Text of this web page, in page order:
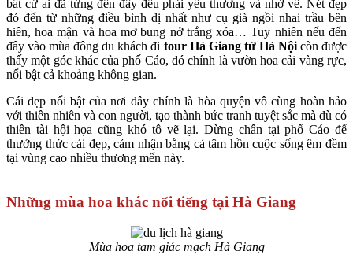
bất cứ ai đã từng đến đây đều phải yêu thương và nhớ về. Nét đẹp
đó đến từ những điều bình dị nhất như cụ già ngồi nhai trầu bên
hiên, hoa mận và hoa mơ bung nở trắng xóa… Tuy nhiên nếu đến
đây vào mùa đông du khách đi tour Hà Giang từ Hà Nội còn được
thấy một góc khác của phố Cáo, đó chính là vườn hoa cải vàng rực,
nổi bật cả khoảng không gian.
Cái đẹp nổi bật của nơi đây chính là hòa quyện vô cùng hoàn hảo
với thiên nhiên và con người, tạo thành bức tranh tuyệt sắc mà dù có
thiên tài hội họa cũng khó tô vẽ lại. Dừng chân tại phố Cáo để
thưởng thức cái đẹp, cảm nhận bằng cả tâm hồn cuộc sống êm đềm
tại vùng cao nhiều thương mến này.
Những mùa hoa khác nổi tiếng tại Hà Giang
Mùa hoa tam giác mạch Hà Giang